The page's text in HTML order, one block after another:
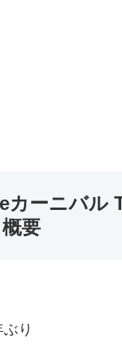
カーニバル
要
り